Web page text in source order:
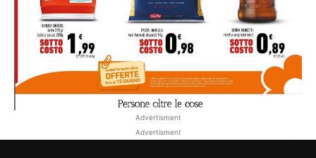
Advertisment
Advertisment